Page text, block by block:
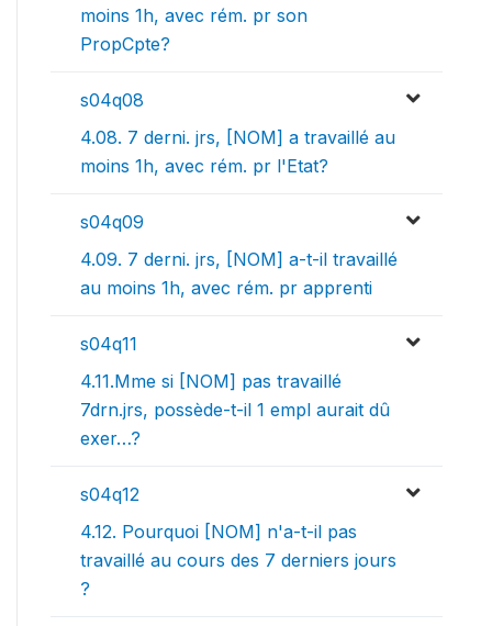
moins 1h, avec rém. pr son
PropCpte?
s04q08
4.08. 7 derni. jrs, [NOM] a travaillé au
moins 1h, avec rém. pr l'Etat?
s04q09
4.09. 7 derni. jrs, [NOM] a-t-il travaillé
au moins 1h, avec rém. pr apprenti
s04q11
4.11.Mme si [NOM] pas travaillé
7drn.jrs, possède-t-il 1 empl aurait dû
exer…?
s04q12
4.12. Pourquoi [NOM] n'a-t-il pas
travaillé au cours des 7 derniers jours
?